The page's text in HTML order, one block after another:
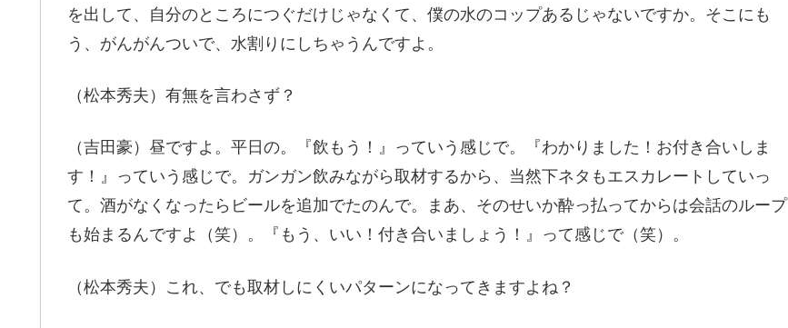
を出して、自分のところにつぐだけじゃなくて、僕の水のコップあるじゃないですか。そこにも
う、がんがんついで、水割りにしちゃうんですよ。
（松本秀夫）有無を言わさず？
（吉田豪）昼ですよ。平日の。『飲もう！』っていう感じで。『わかりました！お付き合いしま
す！』っていう感じで。ガンガン飲みながら取材するから、当然下ネタもエスカレートしていっ
て。酒がなくなったらビールを追加でたのんで。まあ、そのせいか酔っ払ってからは会話のループ
も始まるんですよ（笑）。『もう、いい！付き合いましょう！』って感じで（笑）。
（松本秀夫）これ、でも取材しにくいパターンになってきますよね？